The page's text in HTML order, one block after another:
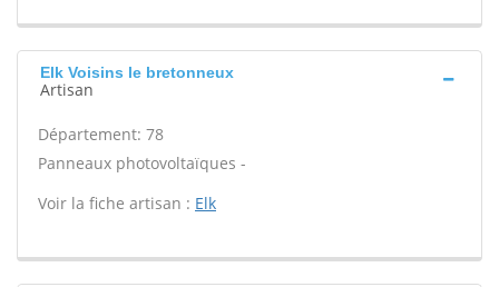
Elk Voisins le bretonneux
Artisan
Département: 78
Panneaux photovoltaïques -
Voir la fiche artisan : Elk